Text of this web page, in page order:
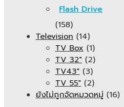
Flash Drive
(158)
Television (14)
TV Box (1)
TV 32" (2)
TV43" (3)
TV 55" (2)
ยังไม่ถูกจัดหมวดหมู่ (16)